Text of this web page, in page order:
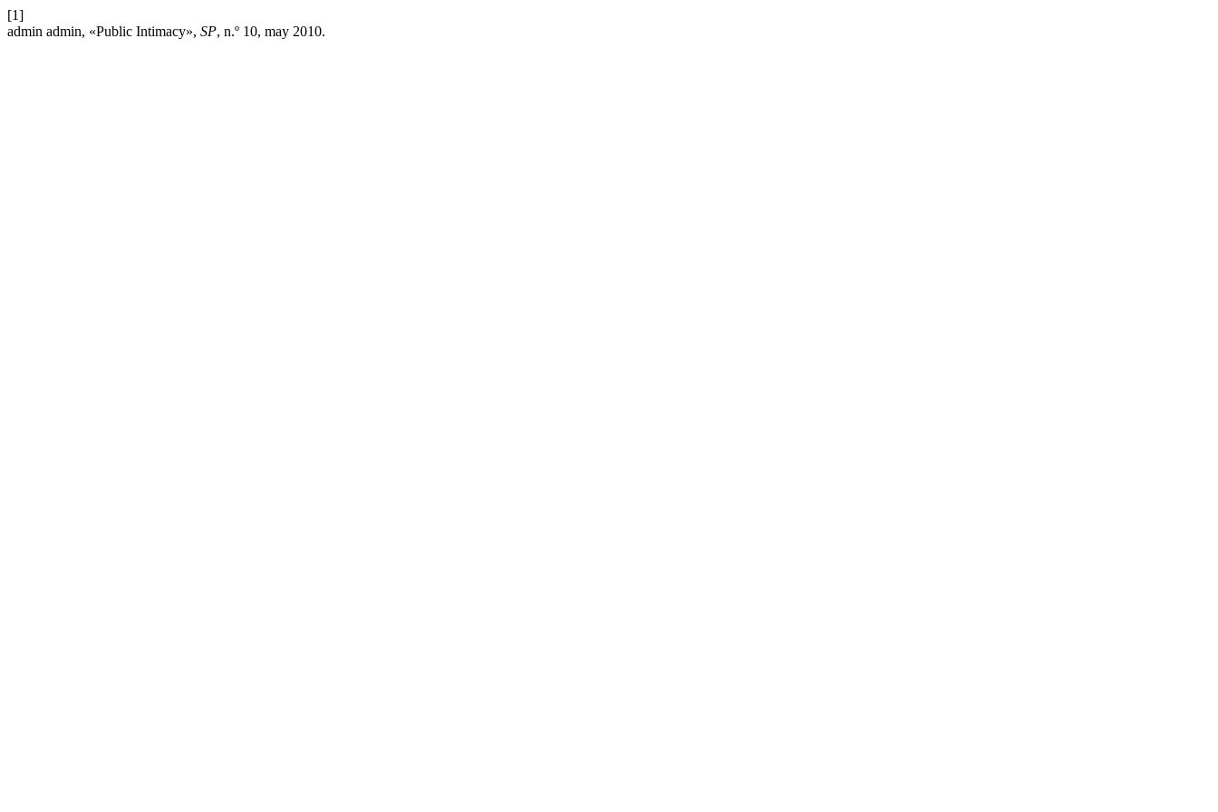
[1]
admin admin, «Public Intimacy», SP, n.º 10, may 2010.